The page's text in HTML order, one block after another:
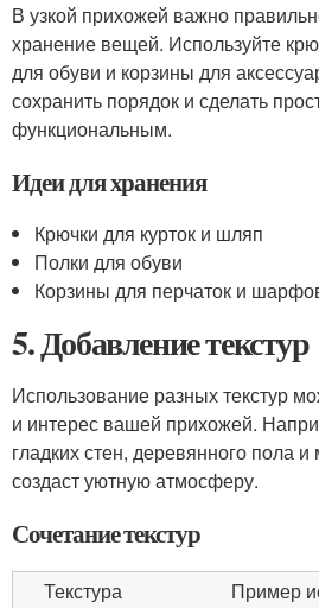
В узкой прихожей важно
хранение вещей. Используйте
для обуви и корзины для
сохранить порядок и сделать
функциональным.
Идеи для хранения
Крючки для курток и шляп
Полки для обуви
Корзины для перчаток и
5. Добавление текстур
Использование разных текстур
и интерес вашей прихожей.
гладких стен, деревянного пола
создаст уютную атмосферу.
Сочетание текстур
Текстура
Пример